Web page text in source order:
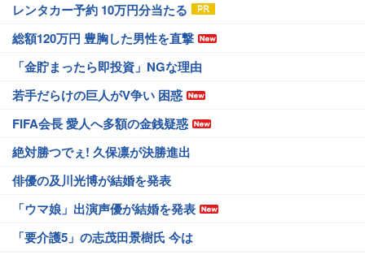
レンタカー予約 10万円分当たる
総額120万円 豊胸した男性を直撃
「金貯まったら即投資」NGな理由
若手だらけの巨人がV争い 困惑
FIFA会長 愛人へ多額の金銭疑惑
絶対勝つでぇ! 久保凛が決勝進出
俳優の及川光博が結婚を発表
「ウマ娘」出演声優が結婚を発表
「要介護5」の志茂田景樹氏 今は